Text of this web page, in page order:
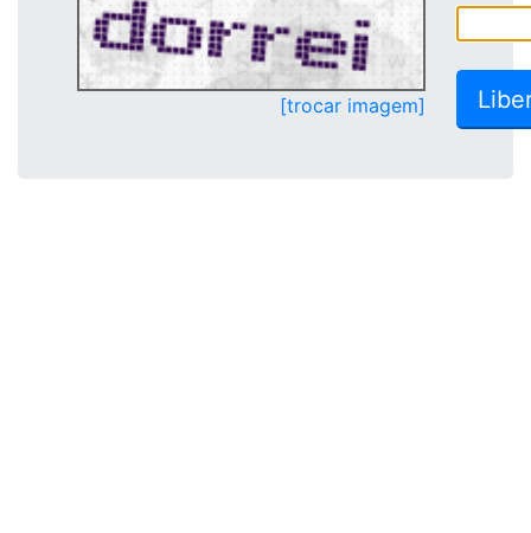
[trocar imagem]